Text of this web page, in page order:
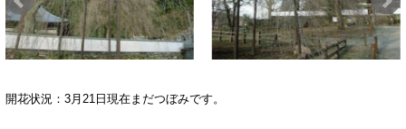
開花状況：3月21日現在まだつぼみです。